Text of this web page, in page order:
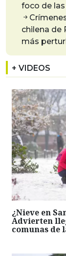
foco de
chilena de
más
+ VIDEOS
¿Nieve en
Advierten
comunas de